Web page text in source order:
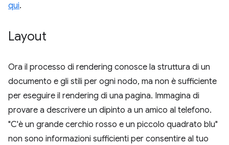
qui.
Layout
Ora il processo di rendering conosce la struttura di un
documento e gli stili per ogni nodo, ma non è sufficiente
per eseguire il rendering di una pagina. Immagina di
provare a descrivere un dipinto a un amico al telefono.
"C'è un grande cerchio rosso e un piccolo quadrato blu"
non sono informazioni sufficienti per consentire al tuo